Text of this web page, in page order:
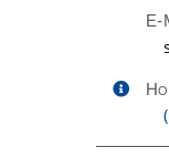
E-